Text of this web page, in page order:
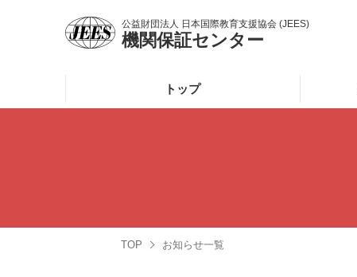
公益財団法人 日本国際教育支援協会 (JEES)
機関保証センター
トップ
TOP お知らせ一覧